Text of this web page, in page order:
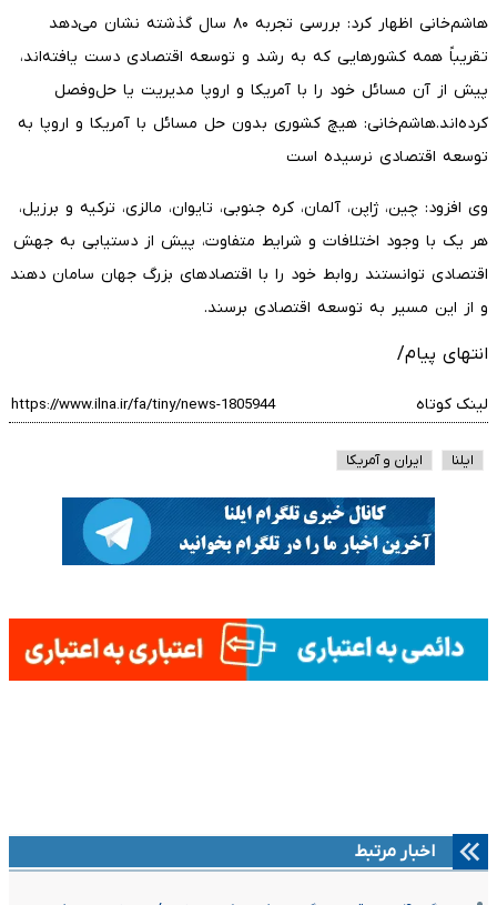
هاشم‌خانی اظهار کرد: بررسی تجربه ۸۰ سال گذشته نشان می‌دهد
تقریباً همه کشورهایی که به رشد و توسعه اقتصادی دست یافته‌اند،
پیش از آن مسائل خود را با آمریکا و اروپا مدیریت یا حل‌وفصل
کرده‌اند.هاشم‌خانی: هیچ کشوری بدون حل مسائل با آمریکا و اروپا به
توسعه اقتصادی نرسیده است
وی افزود: چین، ژاپن، آلمان، کره جنوبی، تایوان، مالزی، ترکیه و برزیل،
هر یک با وجود اختلافات و شرایط متفاوت، پیش از دستیابی به جهش
اقتصادی توانستند روابط خود را با اقتصادهای بزرگ جهان سامان دهند
و از این مسیر به توسعه اقتصادی برسند.
انتهای پیام/
لینک کوتاه
ایلنا ایران و آمریکا
اخبار مرتبط